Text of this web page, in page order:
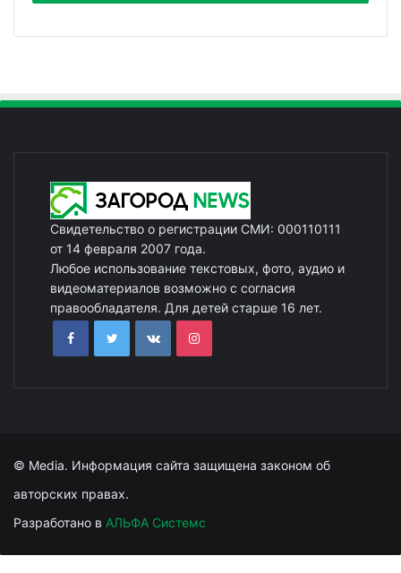
Свидетельство о регистрации СМИ: 000110111
от 14 февраля 2007 года.
Любое использование текстовых, фото, аудио и
видеоматериалов возможно с согласия
правообладателя. Для детей старше 16 лет.
© Media. Информация сайта защищена законом об
авторских правах.
Разработано в АЛЬФА Системс